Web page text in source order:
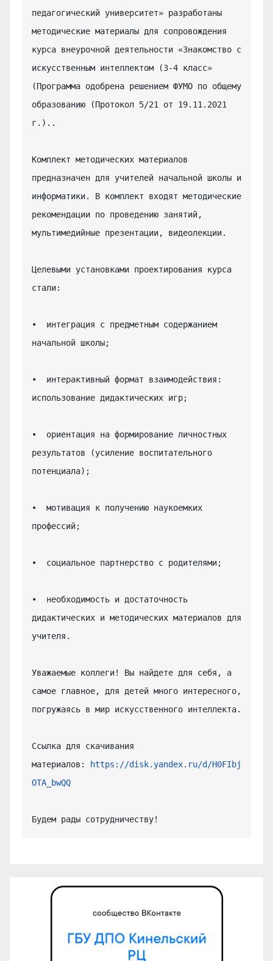
педагогический университет» разработаны
методические материалы для сопровождения
курса внеурочной деятельности «Знакомство с
искусственным интеллектом (3-4 класс»
(Программа одобрена решением ФУМО по общему
образованию (Протокол 5/21 от 19.11.2021
г.)..
Комплект методических материалов
предназначен для учителей начальной школы и
информатики. В комплект входят методические
рекомендации по проведению занятий,
мультимедийные презентации, видеолекции.
Целевыми установками проектирования курса
стали:
•  интеграция с предметным содержанием
начальной школы;
•  интерактивный формат взаимодействия:
использование дидактических игр;
•  ориентация на формирование личностных
результатов (усиление воспитательного
потенциала);
•  мотивация к получению наукоемких
профессий;
•  социальное партнерство с родителями;
•  необходимость и достаточность
дидактических и методических материалов для
учителя.
Уважаемые коллеги! Вы найдете для себя, а
самое главное, для детей много интересного,
погружаясь в мир искусственного интеллекта.
Ссылка для скачивания
материалов:
https://disk.yandex.ru/d/H0FIbj
OTA_bwQQ
Будем рады сотрудничеству!